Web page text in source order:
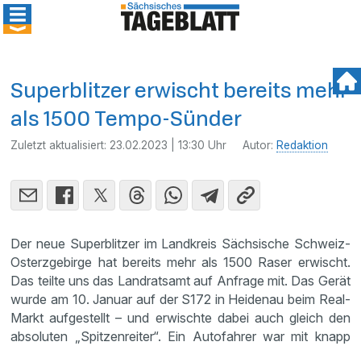
Superblitzer erwischt bereits mehr
als 1500 Tempo-Sünder
Zuletzt aktualisiert: 23.02.2023 | 13:30 Uhr Autor: Redaktion
Der neue Superblitzer im Landkreis Sächsische Schweiz-
Osterzgebirge hat bereits mehr als 1500 Raser erwischt.
Das teilte uns das Landratsamt auf Anfrage mit. Das Gerät
wurde am 10. Januar auf der S172 in Heidenau beim Real-
Markt aufgestellt – und erwischte dabei auch gleich den
absoluten „Spitzenreiter“. Ein Autofahrer war mit knapp